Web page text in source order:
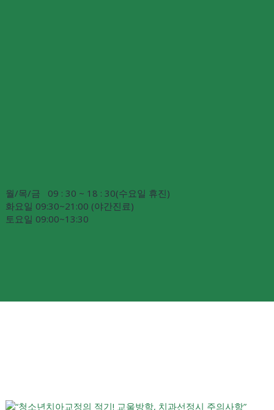
월/목/금 09 : 30 ~ 18 : 30(수요일 휴진)
화요일 09:30~21:00 (야간진료)
토요일 09:00~13:30